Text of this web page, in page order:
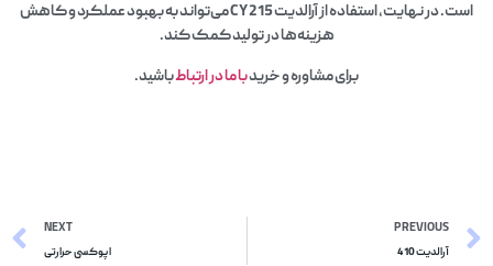
است. در نهایت، استفاده از آرالدیت CY 215 می‌تواند به بهبود عملکرد و کاهش
هزینه‌ها در تولید کمک کند.
برای مشاوره و خریدبا ما در ارتباطباشید.
PREVIOUS
آرالدیت 410
NEXT
اپوکسی حرارتی